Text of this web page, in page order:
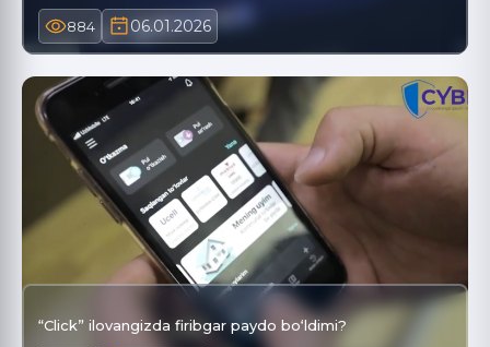
884 06.01.2026
“Click” ilovangizda firibgar paydo bo‘ldimi?